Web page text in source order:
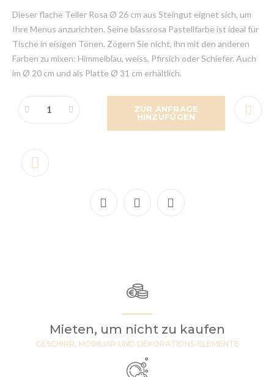
Dieser flache Teller Rosa Ø 26 cm aus Steingut eignet sich, um
Ihre Menus anzurichten. Seine blassrosa Pastellfarbe ist ideal für
Tische in eisigen Tönen. Zögern Sie nicht, ihn mit den anderen
Farben zu mixen: Himmelblau, weiss, Pfirsich oder Schiefer. Auch
im Ø 20 cm und als Platte Ø 31 cm erhältlich.
ZUR ANFRAGE
HINZUFÜGEN
Mieten, um nicht zu kaufen
GESCHIRR, MOBILIAR UND DEKORATIONS-ELEMENTE